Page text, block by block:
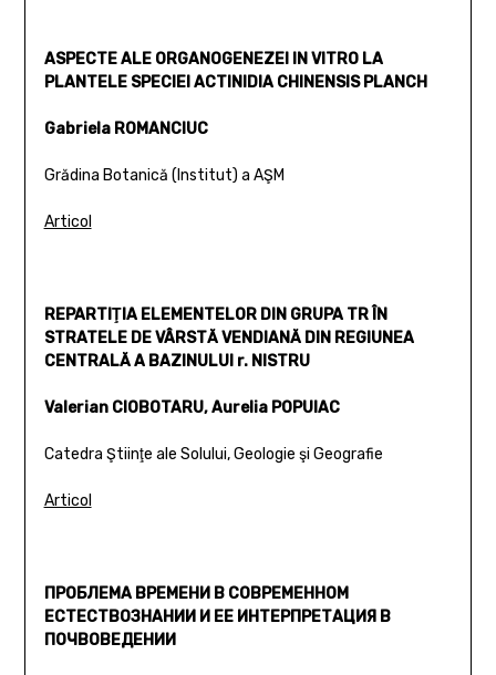
ASPECTE ALE ORGANOGENEZEI IN VITRO LA
PLANTELE SPECIEI ACTINIDIA CHINENSIS PLANCH
Gabriela ROMANCIUC
Grădina Botanică (Institut) a AŞM
Articol
REPARTIŢIA ELEMENTELOR DIN GRUPA TR ÎN
STRATELE DE VÂRSTĂ VENDIANĂ DIN REGIUNEA
CENTRALĂ A BAZINULUI r. NISTRU
Valerian CIOBOTARU, Aurelia POPUIAC
Catedra Ştiinţe ale Solului, Geologie şi Geografie
Articol
ПРОБЛЕМА ВРЕМЕНИ В СОВРЕМЕННОМ
ЕСТЕСТВОЗНАНИИ И ЕЕ ИНТЕРПРЕТАЦИЯ В
ПОЧВОВЕДЕНИИ